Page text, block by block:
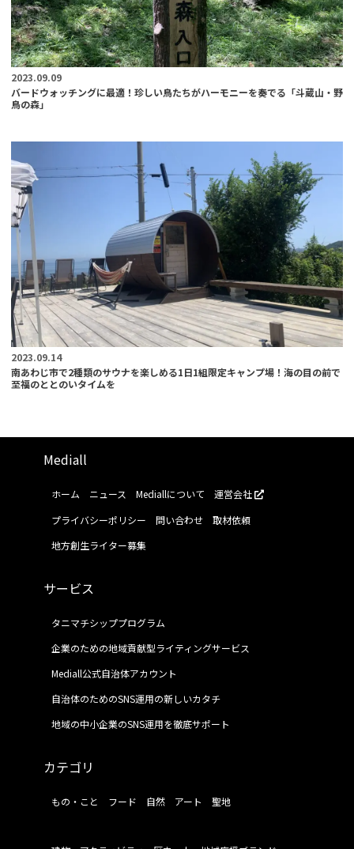
2023.09.09
バードウォッチングに最適！珍しい鳥たちがハーモニーを奏でる「斗蔵山・野
鳥の森」
2023.09.14
南あわじ市で2種類のサウナを楽しめる1日1組限定キャンプ場！海の目の前で
至福のととのいタイムを
Mediall
ホーム ニュース Mediallについて
運営会社
プライバシーポリシー
問い合わせ
取材依頼
地方創生ライター募集
サービス
タニマチシッププログラム
企業のための地域貢献型ライティングサービス
Mediall公式自治体アカウント
自治体のためのSNS運用の新しいカタチ
地域の中小企業のSNS運用を徹底サポート
カテゴリ
もの・こと フード 自然 アート 聖地